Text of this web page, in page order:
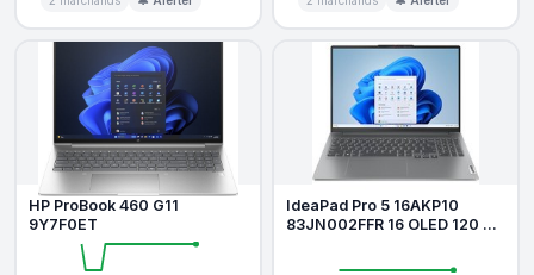
HP ProBook 460 G11
9Y7F0ET
IdeaPad Pro 5 16AKP10
83JN002FFR 16 OLED 120 Hz